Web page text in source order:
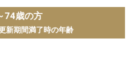
74歳の方
新期間満了時の年齢